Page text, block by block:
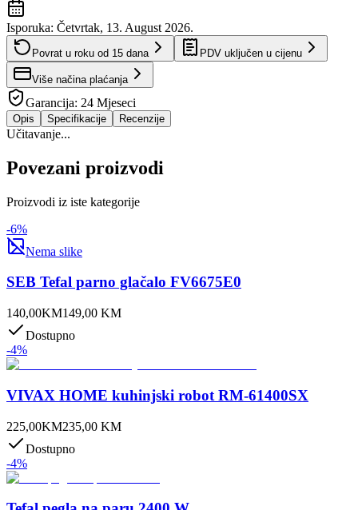
Isporuka: Četvrtak, 13. August 2026.
Povrat u roku od 15 dana PDV uključen u cijenu
Više načina plaćanja
Garancija: 24 Mjeseci
Opis Specifikacije Recenzije
Učitavanje...
Povezani proizvodi
Proizvodi iz iste kategorije
-6%
Nema slike
SEB Tefal parno glačalo FV6675E0
140,00KM149,00 KM
Dostupno
-4%
VIVAX HOME kuhinjski robot RM-61400SX
225,00KM235,00 KM
Dostupno
-4%